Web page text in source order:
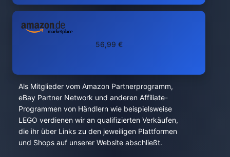
56,99 €
Als Mitglieder vom Amazon Partnerprogramm,
eBay Partner Network und anderen Affiliate-
Programmen von Händlern wie beispielsweise
LEGO verdienen wir an qualifizierten Verkäufen,
die ihr über Links zu den jeweiligen Plattformen
und Shops auf unserer Website abschließt.